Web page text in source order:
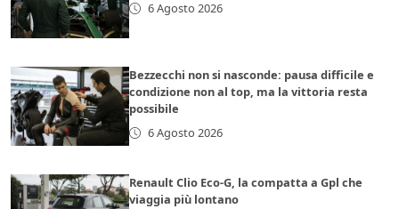
6 Agosto 2026
Bezzecchi non si nasconde: pausa difficile e
condizione non al top, ma la vittoria resta
possibile
6 Agosto 2026
Renault Clio Eco-G, la compatta a Gpl che
viaggia più lontano